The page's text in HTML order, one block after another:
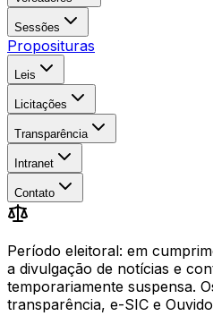
Sessões
Proposituras
Leis
Licitações
Transparência
Intranet
Contato
Período eleitoral: em
a divulgação de notícias e
temporariamente suspensa.
transparência, e-SIC e